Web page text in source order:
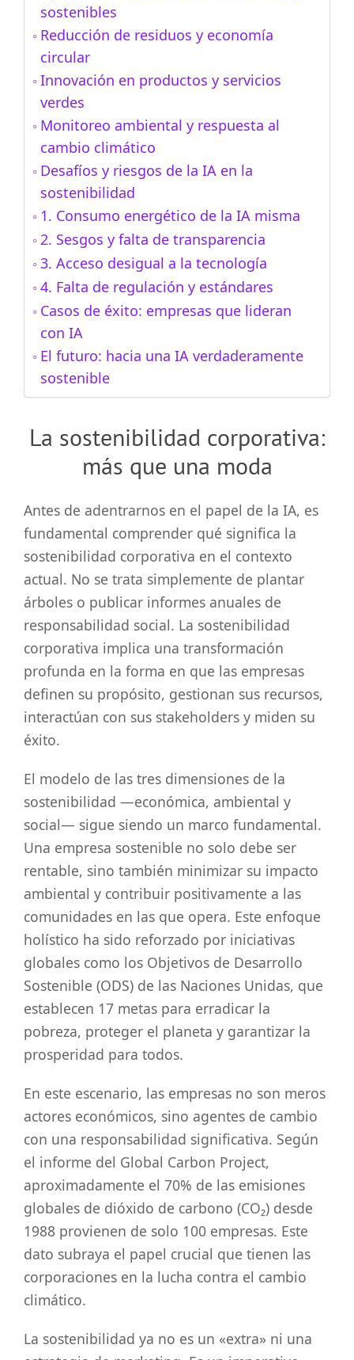
sostenibles
Reducción de residuos y economía
circular
Innovación en productos y servicios
verdes
Monitoreo ambiental y respuesta al
cambio climático
Desafíos y riesgos de la IA en la
sostenibilidad
1. Consumo energético de la IA misma
2. Sesgos y falta de transparencia
3. Acceso desigual a la tecnología
4. Falta de regulación y estándares
Casos de éxito: empresas que lideran
con IA
El futuro: hacia una IA verdaderamente
sostenible
La sostenibilidad corporativa:
más que una moda
Antes de adentrarnos en el papel de la IA, es
fundamental comprender qué significa la
sostenibilidad corporativa en el contexto
actual. No se trata simplemente de plantar
árboles o publicar informes anuales de
responsabilidad social. La sostenibilidad
corporativa implica una transformación
profunda en la forma en que las empresas
definen su propósito, gestionan sus recursos,
interactúan con sus stakeholders y miden su
éxito.
El modelo de las tres dimensiones de la
sostenibilidad —económica, ambiental y
social— sigue siendo un marco fundamental.
Una empresa sostenible no solo debe ser
rentable, sino también minimizar su impacto
ambiental y contribuir positivamente a las
comunidades en las que opera. Este enfoque
holístico ha sido reforzado por iniciativas
globales como los Objetivos de Desarrollo
Sostenible (ODS) de las Naciones Unidas, que
establecen 17 metas para erradicar la
pobreza, proteger el planeta y garantizar la
prosperidad para todos.
En este escenario, las empresas no son meros
actores económicos, sino agentes de cambio
con una responsabilidad significativa. Según
el informe del Global Carbon Project,
aproximadamente el 70% de las emisiones
globales de dióxido de carbono (CO₂) desde
1988 provienen de solo 100 empresas. Este
dato subraya el papel crucial que tienen las
corporaciones en la lucha contra el cambio
climático.
La sostenibilidad ya no es un «extra» ni una